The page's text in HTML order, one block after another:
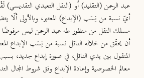
عبد الرحمن (التقليد) أو (النقل التعبدي التقديسي)
أيّ نسبة من نِسَب (الإبداع) المعتبر، وبالأولى ألّا
مسلك النقل من منظور طه عبد الرحمن ليس مرفوضًا
أن يحقّق من خلاله الناقل نسبة من نِسَب الإبداع
المنقول بين يدي الناقل، في صورة إبداع جديد،
معالم الخصوصية وإعادة الإبداع وفق شروط المجال